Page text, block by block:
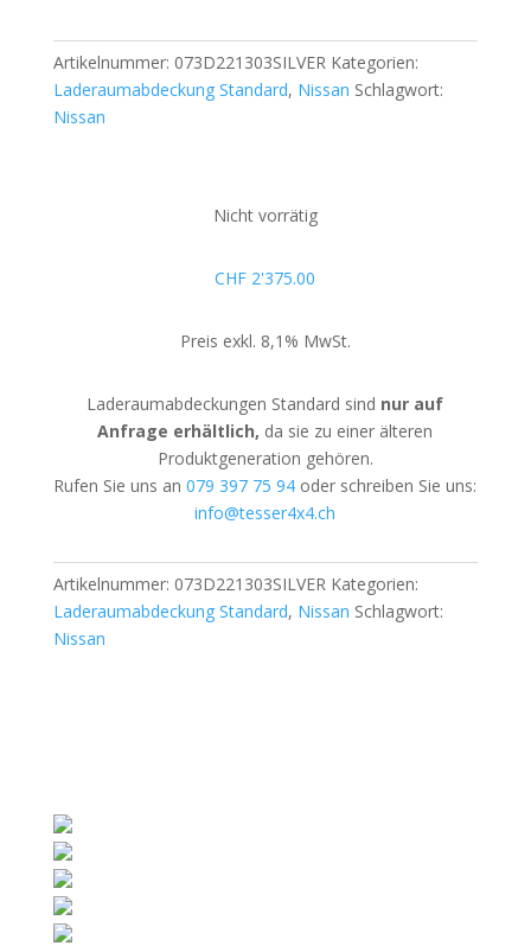
Artikelnummer: 073D221303SILVER Kategorien:
Laderaumabdeckung Standard, Nissan Schlagwort:
Nissan
Nicht vorrätig
CHF 2'375.00
Preis exkl. 8,1% MwSt.
Laderaumabdeckungen Standard sind nur auf
Anfrage erhältlich, da sie zu einer älteren
Produktgeneration gehören.
Rufen Sie uns an079 397 75 94 oder schreiben Sie uns:
info@tesser4x4.ch
Artikelnummer: 073D221303SILVER Kategorien:
Laderaumabdeckung Standard, Nissan Schlagwort:
Nissan